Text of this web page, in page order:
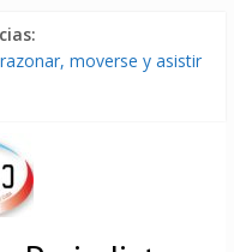
moverse y asistir
apuntan a la
para que no se
recibidos desde